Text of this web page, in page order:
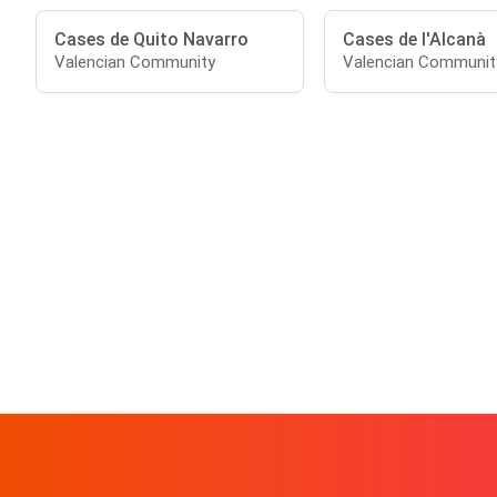
Cases de Quito Navarro
Valencian Community
Cases de l'Alcanà
Valencian